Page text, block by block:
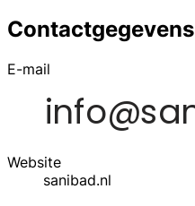
Contactgegevens
E-mail
Website
sanibad.nl